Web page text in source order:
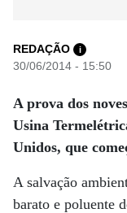
REDAÇÃO i
30/06/2014 - 15:50
A prova dos
Usina
Unidos, que
A salvação
barato e poluente